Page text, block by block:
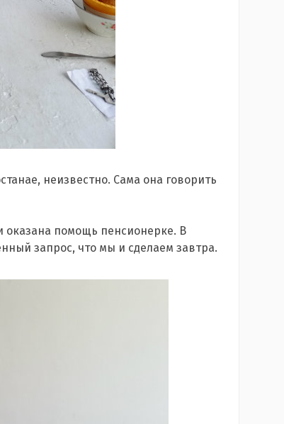
неизвестно. Сама она говорить
оказана помощь пенсионерке. В
запрос, что мы и сделаем завтра.